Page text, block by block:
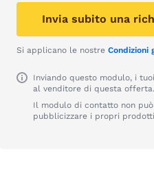
Invia subito una
Si applicano le nostre Condizioni
Inviando questo modulo, i
al venditore di questa offerta.
Il modulo di contatto non
pubblicizzare i propri